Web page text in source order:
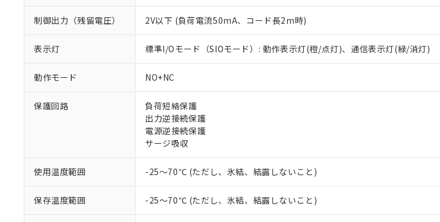
制御出力（残留電圧） 2V以下 (負荷電流50mA、コード長2m時)
表示灯 標準I/Oモード（SIOモード）: 動作表示灯(橙/点灯)、通信表示灯(緑/消灯)
動作モード NO+NC
保護回路
負荷短絡保護
出力逆接続保護
電源逆接続保護
サージ吸収
使用温度範囲 -25～70℃ (ただし、氷結、結露しないこと)
保存温度範囲 -25～70℃ (ただし、氷結、結露しないこと)
以下の条件をお読みいただき、同意のうえご利用ください。
当社制御機器事業取扱商品の中には、本サービスの対象
在庫状況および標準価格照会結果は、記載している更新
い。
正式な納期状況および標準価格はお客様のお取引先、ま
※1 対応状況
対応済み：EU RoHS指令（10物質）の非含有に対応した製
対応予定：EU RoHS指令（10物質）の非含有に対応した製品
対応予定なし：EU RoHS指令（10物質）の非含有に非対応の
仕入先様の事情により、非含有部品としていたものが、含有品
があります。
*EU RoHS指令（10物質）：
フタル酸ビス(2-エチルヘキシル) (DEHP)(別名：DOP) 1000ppm以下、フタル酸
ル（DBP） 1000ppm以下、フタル酸ジイソブチル (DIBP) 1000ppm以下
但し、RoHS指令で産業用監視および制御機器に対する適用除外項目は除く。
フタル酸エステル類の４物質については閾値を超える意図的な使用がないことを
※1 中国RoHS○×表
「○」：最大均質材料含有率が中国RoHSの基準値以下であるこ
「×」：最大均質材料含有率が中国RoHSの基準値を超えている
Pb(鉛) :1000ppm、 Hg(水銀) : 1000ppm、 Cd(カドミウム) : 100ppm、
DEHP(フタル酸ビス(2-エチルヘキシル)) : 1000ppm
などの必要な手続きをとります。
当社は規制貨物を破棄する場合は、完全に破砕するなど
ます。
当社は貴社製品を、核兵器、ミサイル、化学兵器、生物
置等に一切使用いたしません。